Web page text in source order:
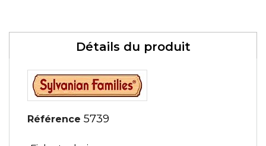
Détails du produit
Référence 5739